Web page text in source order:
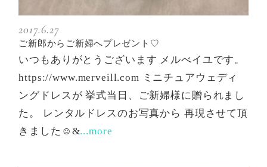
2017.6.27
ご新郎からご新婦へプレゼント♡
いつもありがとうございます メルべイユです。
https://www.merveill.com ミニチュアウェディ
ングドレスが 挙式当日、ご新婦様に贈られまし
た。 レンタルドレスのお写真から 再現させて頂
きました☺&...more